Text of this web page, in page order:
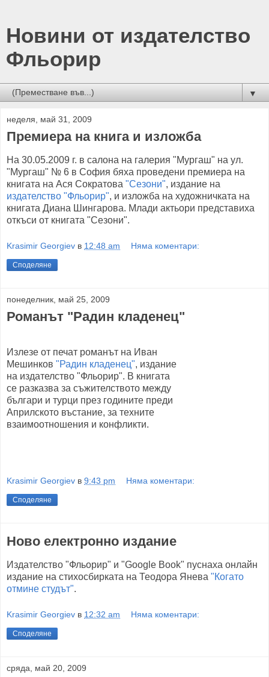
Новини от издателство
Фльорир
▼
неделя, май 31, 2009
Премиера на книга и изложба
На 30.05.2009 г. в салона на галерия "Мургаш" на ул.
"Мургаш" № 6 в София бяха проведени премиера на
книгата на Ася Сократова "Сезони", издание на
издателство "Фльорир", и изложба на художничката на
книгата Диана Шингарова. Млади актьори представиха
откъси от книгата "Сезони".
Krasimir Georgiev в 12:48 am Няма коментари:
Споделяне
понеделник, май 25, 2009
Романът "Радин кладенец"
Излезе от печат романът на Иван
Мешинков "Радин кладенец", издание
на издателство "Фльорир". В книгата
се разказва за съжителството между
българи и турци през годините преди
Априлското въстание, за техните
взаимоотношения и конфликти.
Krasimir Georgiev в 9:43 pm Няма коментари:
Споделяне
Ново електронно издание
Издателство "Фльорир" и "Google Book" пуснаха онлайн
издание на стихосбирката на Теодора Янева "Когато
отмине студът".
Krasimir Georgiev в 12:32 am Няма коментари:
Споделяне
сряда, май 20, 2009